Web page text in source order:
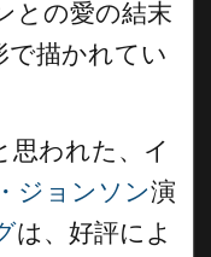
との愛の結末
で描かれてい
思われた、イ
ジョンソン演
は、好評によ